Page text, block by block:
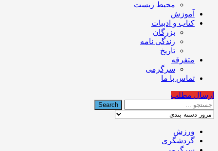
محیط زیست
آموزش
کتاب و ادبیات
بزرگان
زندگی نامه
تاریخ
متفرقه
سرگرمی
تماس با ما
ارسال مطلب
ورزش
گردشگری